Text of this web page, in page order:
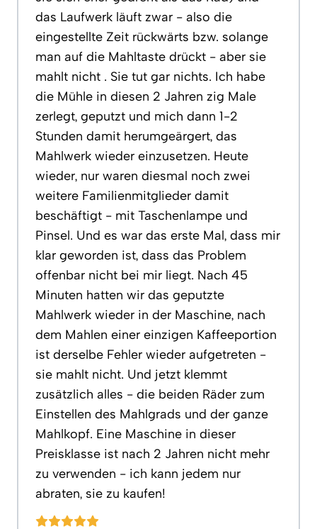
das Laufwerk läuft zwar - also die
eingestellte Zeit rückwärts bzw. solange
man auf die Mahltaste drückt - aber sie
mahlt nicht . Sie tut gar nichts. Ich habe
die Mühle in diesen 2 Jahren zig Male
zerlegt, geputzt und mich dann 1-2
Stunden damit herumgeärgert, das
Mahlwerk wieder einzusetzen. Heute
wieder, nur waren diesmal noch zwei
weitere Familienmitglieder damit
beschäftigt - mit Taschenlampe und
Pinsel. Und es war das erste Mal, dass mir
klar geworden ist, dass das Problem
offenbar nicht bei mir liegt. Nach 45
Minuten hatten wir das geputzte
Mahlwerk wieder in der Maschine, nach
dem Mahlen einer einzigen Kaffeeportion
ist derselbe Fehler wieder aufgetreten -
sie mahlt nicht. Und jetzt klemmt
zusätzlich alles - die beiden Räder zum
Einstellen des Mahlgrads und der ganze
Mahlkopf. Eine Maschine in dieser
Preisklasse ist nach 2 Jahren nicht mehr
zu verwenden - ich kann jedem nur
abraten, sie zu kaufen!